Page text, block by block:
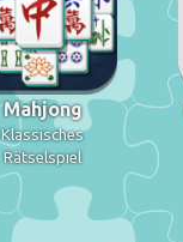
Mahjong
Klassisches
Rätselspiel